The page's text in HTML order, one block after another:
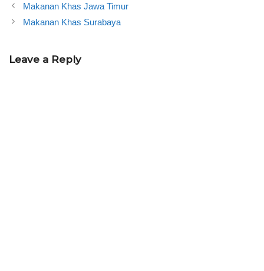
Makanan Khas Jawa Timur
Makanan Khas Surabaya
Leave a Reply